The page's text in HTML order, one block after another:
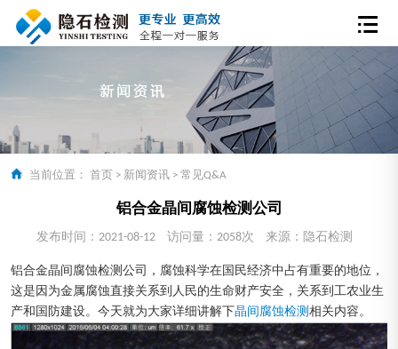
当前位置： 首页 > 新闻资讯 > 常见Q&A
铝合金晶间腐蚀检测公司
发布时间：2021-08-12 访问量：2058次 来源：隐石检测
铝合金晶间腐蚀检测公司，腐蚀科学在国民经济中占有重要的地位，
这是因为金属腐蚀直接关系到人民的生命财产安全，关系到工农业生
产和国防建设。今天就为大家详细讲解下晶间腐蚀检测 相关内容。